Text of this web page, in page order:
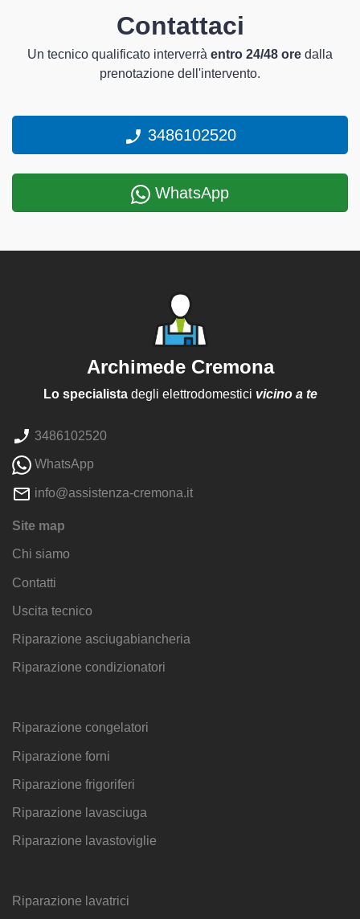
Contattaci
Un tecnico qualificato interverrà entro 24/48 ore dalla
prenotazione dell'intervento.
3486102520
WhatsApp
Archimede Cremona
Lo specialistadegli elettrodomestici vicino a te
3486102520
WhatsApp
info@assistenza-cremona.it
Site map
Chi siamo
Contatti
Uscita tecnico
Riparazione asciugabiancheria
Riparazione condizionatori
Riparazione congelatori
Riparazione forni
Riparazione frigoriferi
Riparazione lavasciuga
Riparazione lavastoviglie
Riparazione lavatrici